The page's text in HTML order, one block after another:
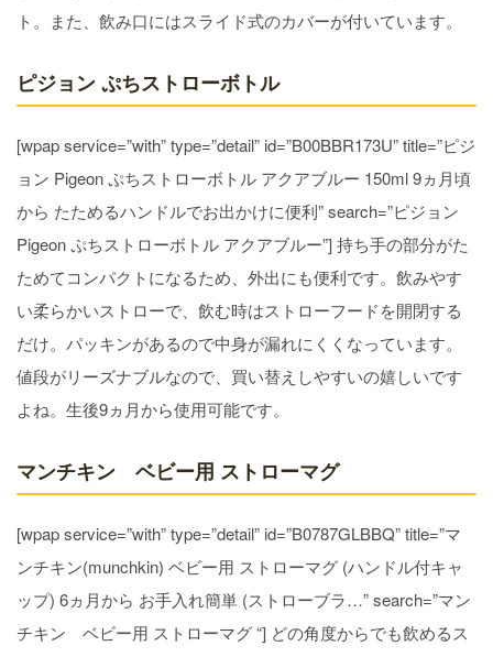
ト。また、飲み口にはスライド式のカバーが付いています。
ピジョン ぷちストローボトル
[wpap service=”with” type=”detail” id=”B00BBR173U” title=”ピジ
ョン Pigeon ぷちストローボトル アクアブルー 150ml 9ヵ月頃
から たためるハンドルでお出かけに便利” search=”ピジョン
Pigeon ぷちストローボトル アクアブルー”] 持ち手の部分がた
ためてコンパクトになるため、外出にも便利です。飲みやす
い柔らかいストローで、飲む時はストローフードを開閉する
だけ。パッキンがあるので中身が漏れにくくなっています。
値段がリーズナブルなので、買い替えしやすいの嬉しいです
よね。生後9ヵ月から使用可能です。
マンチキン ベビー用 ストローマグ
[wpap service=”with” type=”detail” id=”B0787GLBBQ” title=”マ
ンチキン(munchkin) ベビー用 ストローマグ (ハンドル付キャ
ップ) 6ヵ月から お手入れ簡単 (ストローブラ…” search=”マン
チキン ベビー用 ストローマグ “] どの角度からでも飲めるス